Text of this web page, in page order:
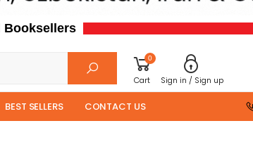
Booksellers
0
Cart Sign in / Sign up
BEST SELLERS CONTACT US